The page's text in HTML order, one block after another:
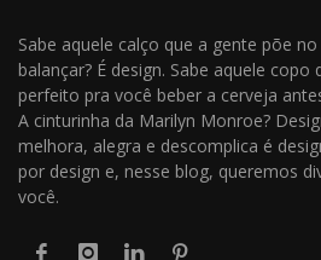
Sabe aquele calço que a gente põe
balançar? É design. Sabe aquele
perfeito pra você beber a cerveja
A cinturinha da Marilyn Monroe?
melhora, alegra e descomplica é
por design e, nesse blog, queremos
você.